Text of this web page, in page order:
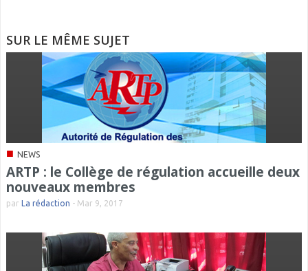
SUR LE MÊME SUJET
■ NEWS
ARTP : le Collège de régulation accueille deux
nouveaux membres
par La rédaction - Mar 9, 2017